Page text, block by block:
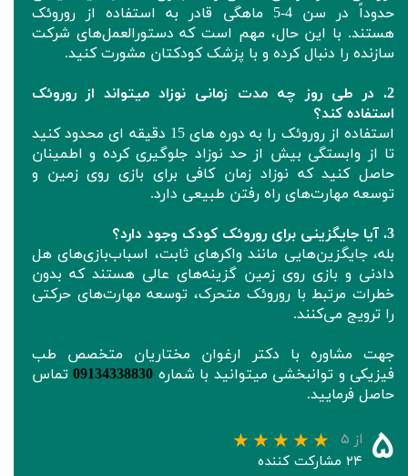
حدوداً در سن 4-5 ماهگی قادر به استفاده از روروئک‌
هستند. با این حال، مهم است که دستورالعمل‌های شرکت
سازنده را دنبال کرده و با پزشک کودکتان مشورت کنید.
2. در طی روز چه مدت زمانی نوزاد میتواند از روروئک‌
استفاده کند؟
استفاده از روروئک‌ را به دوره های 15 دقیقه ای محدود کنید
تا از وابستگی بیش از حد نوزاد جلوگیری کرده و اطمینان
حاصل کنید که نوزاد زمان کافی برای بازی روی زمین و
توسعه مهارت‌های راه رفتن طبیعی دارد.
3. آیا جایگزینی برای روروئک‌ کودک وجود دارد؟
بله، جایگزین‌هایی مانند واکرهای ثابت، اسباب‌بازی‌های هل
دادنی و بازی روی زمین گزینه‌های عالی هستند که بدون
خطرات مرتبط با روروئک‌ متحرک، توسعه مهارت‌های حرکتی
را ترویج می‌کنند.
جهت مشاوره با دکتر ارغوان مختاریان متخصص طب
فیزیکی و توانبخشی میتوانید با شماره 09134338830تماس
حاصل فرمایید.
۵ از ۵
۲۴ مشارکت کننده